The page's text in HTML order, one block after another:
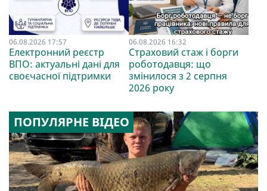
06.08.2026 17:57
Електронний реєстр
ВПО: актуальні дані для
своєчасної підтримки
06.08.2026 16:32
Страховий стаж і борги
роботодавця: що
змінилося з 2 серпня
2026 року
ПОПУЛЯРНЕ ВІДЕО